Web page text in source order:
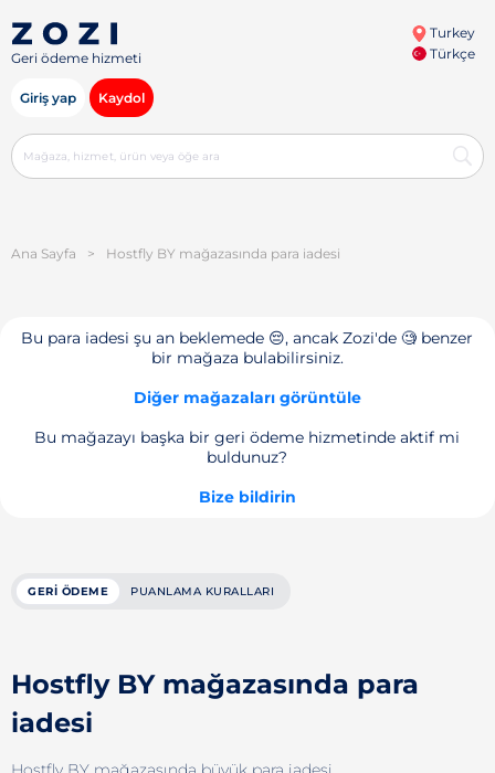
Geri ödeme hizmeti
Turkey
Türkçe
Giriş yap Kaydol
Ana Sayfa > Hostfly BY mağazasında para iadesi
Bu para iadesi şu an beklemede 😔, ancak Zozi'de 🧐 benzer
bir mağaza bulabilirsiniz.
Diğer mağazaları görüntüle
Bu mağazayı başka bir geri ödeme hizmetinde aktif mi
buldunuz?
Bize bildirin
GERI ÖDEME PUANLAMA KURALLARI
Hostfly BY mağazasında para
iadesi